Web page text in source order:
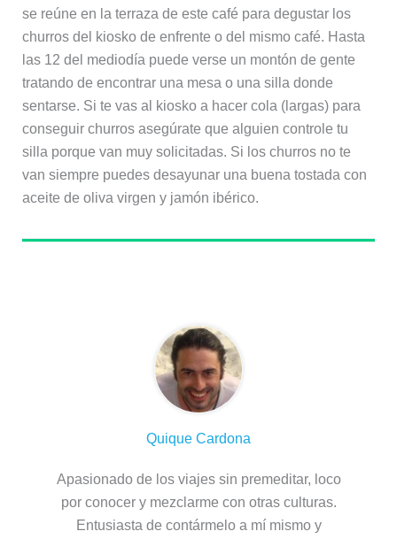
se reúne en la terraza de este café para degustar los
churros del kiosko de enfrente o del mismo café. Hasta
las 12 del mediodía puede verse un montón de gente
tratando de encontrar una mesa o una silla donde
sentarse. Si te vas al kiosko a hacer cola (largas) para
conseguir churros asegúrate que alguien controle tu
silla porque van muy solicitadas. Si los churros no te
van siempre puedes desayunar una buena tostada con
aceite de oliva virgen y jamón ibérico.
Quique Cardona
Apasionado de los viajes sin premeditar, loco
por conocer y mezclarme con otras culturas.
Entusiasta de contármelo a mí mismo y